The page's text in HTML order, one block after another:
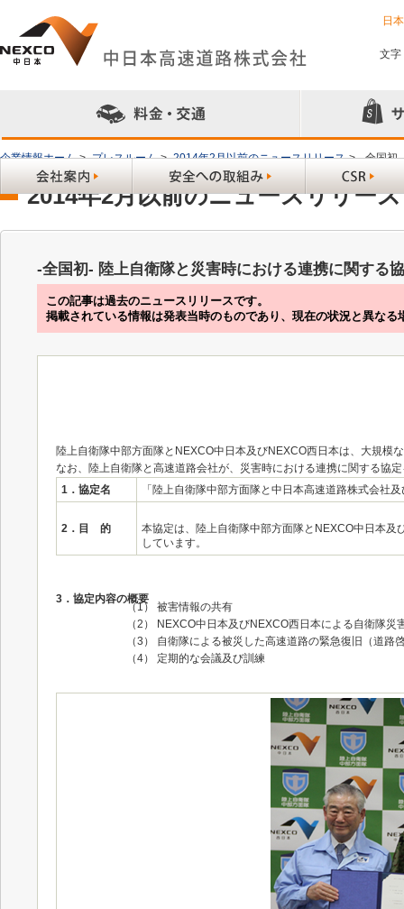
日
文字
企業情報ホーム > プレスルーム > 2014年2月以前のニュースリリース > -全国初-
2014年2月以前のニュースリリース
-全国初- 陸上自衛隊と災害時における連携に関する
この記事は過去のニュースリリースです。
掲載されている情報は発表当時のものであり、現在の状況と異なる
陸上自衛隊中部方面隊とNEXCO中日本及びNEXCO西日本は、大規模
なお、陸上自衛隊と高速道路会社が、災害時における連携に関する協
1．協定名
「陸上自衛隊中部方面隊と中日本高速道路株式会社
2．目 的
本協定は、陸上自衛隊中部方面隊とNEXCO中日本
しています。
3．協定内容の概要
（1） 被害情報の共有
（2） NEXCO中日本及びNEXCO西日本による自衛隊災
（3） 自衛隊による被災した高速道路の緊急復旧（道路
（4） 定期的な会議及び訓練